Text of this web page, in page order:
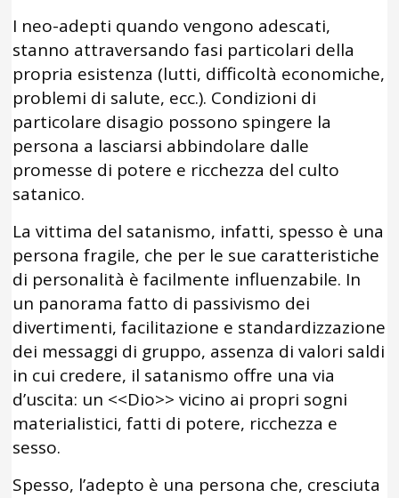
I neo-adepti quando vengono adescati,
stanno attraversando fasi particolari della
propria esistenza (lutti, difficoltà economiche,
problemi di salute, ecc.). Condizioni di
particolare disagio possono spingere la
persona a lasciarsi abbindolare dalle
promesse di potere e ricchezza del culto
satanico.
La vittima del satanismo, infatti, spesso è una
persona fragile, che per le sue caratteristiche
di personalità è facilmente influenzabile. In
un panorama fatto di passivismo dei
divertimenti, facilitazione e standardizzazione
dei messaggi di gruppo, assenza di valori saldi
in cui credere, il satanismo offre una via
d’uscita: un <<Dio>> vicino ai propri sogni
materialistici, fatti di potere, ricchezza e
sesso.
Spesso, l’adepto è una persona che, cresciuta